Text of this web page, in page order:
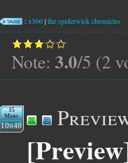
:x360|the spiderwick chronicles
Note: 3.0/5 (2
15
Mars
10h48